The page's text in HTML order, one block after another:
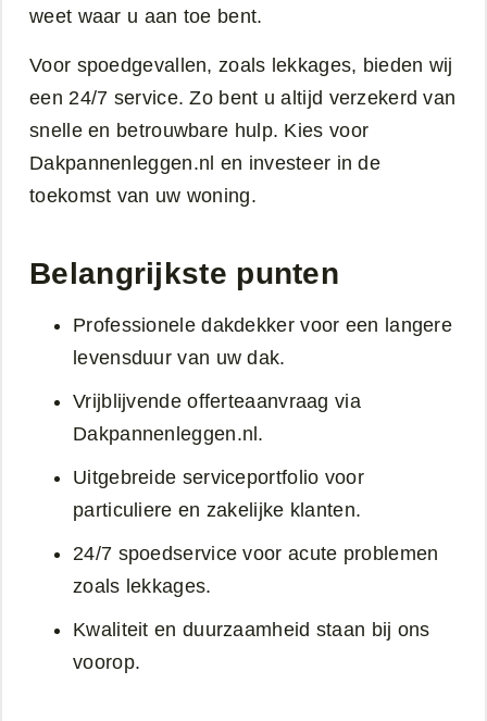
weet waar u aan toe bent.
Voor spoedgevallen, zoals lekkages, bieden wij
een 24/7 service. Zo bent u altijd verzekerd van
snelle en betrouwbare hulp. Kies voor
Dakpannenleggen.nl en investeer in de
toekomst van uw woning.
Belangrijkste punten
Professionele dakdekker voor een langere
levensduur van uw dak.
Vrijblijvende offerteaanvraag via
Dakpannenleggen.nl.
Uitgebreide serviceportfolio voor
particuliere en zakelijke klanten.
24/7 spoedservice voor acute problemen
zoals lekkages.
Kwaliteit en duurzaamheid staan bij ons
voorop.